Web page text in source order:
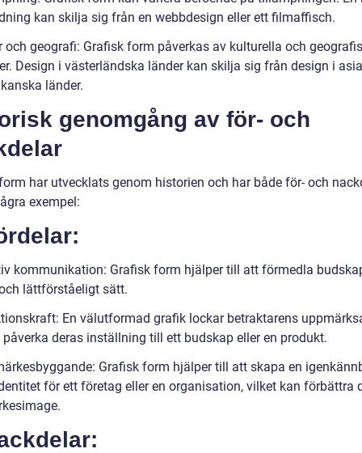
kan skilja sig från en webbdesign eller ett filmaffisch.
och geografi: Grafisk form påverkas av kulturella och
Design i västerländska länder kan skilja sig från design i
länder.
genomgång av för- och
har utvecklats genom historien och har både för- och
exempel:
kommunikation: Grafisk form hjälper till att förmedla
lättförståeligt sätt.
En välutformad grafik lockar betraktarens
deras inställning till ett budskap eller en produkt.
Grafisk form hjälper till att skapa en
för ett företag eller en organisation, vilket kan förbättra